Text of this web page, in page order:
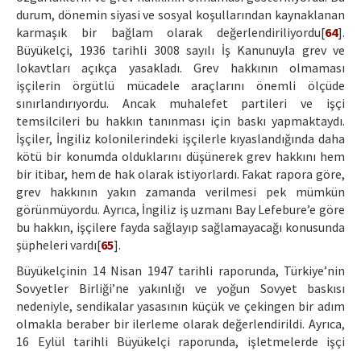
durum, dönemin siyasi ve sosyal koşullarından kaynaklanan
karmaşık bir bağlam olarak değerlendiriliyordu[64].
Büyükelçi, 1936 tarihli 3008 sayılı İş Kanunuyla grev ve
lokavtları açıkça yasakladı. Grev hakkının olmaması
işçilerin örgütlü mücadele araçlarını önemli ölçüde
sınırlandırıyordu. Ancak muhalefet partileri ve işçi
temsilcileri bu hakkın tanınması için baskı yapmaktaydı.
İşçiler, İngiliz kolonilerindeki işçilerle kıyaslandığında daha
kötü bir konumda olduklarını düşünerek grev hakkını hem
bir itibar, hem de hak olarak istiyorlardı. Fakat rapora göre,
grev hakkının yakın zamanda verilmesi pek mümkün
görünmüyordu. Ayrıca, İngiliz iş uzmanı Bay Lefebure’e göre
bu hakkın, işçilere fayda sağlayıp sağlamayacağı konusunda
şüpheleri vardı[65].
Büyükelçinin 14 Nisan 1947 tarihli raporunda, Türkiye’nin
Sovyetler Birliği’ne yakınlığı ve yoğun Sovyet baskısı
nedeniyle, sendikalar yasasının küçük ve çekingen bir adım
olmakla beraber bir ilerleme olarak değerlendirildi. Ayrıca,
16 Eylül tarihli Büyükelçi raporunda, işletmelerde işçi